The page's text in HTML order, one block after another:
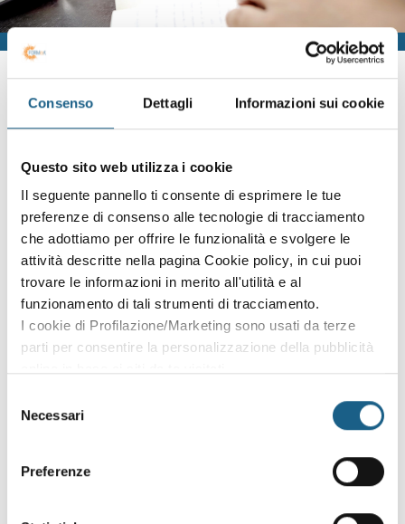
Consenso Dettagli Informazioni sui cookie
Questo sito web utilizza i cookie
Il seguente pannello ti consente di esprimere le tue
preferenze di consenso alle tecnologie di tracciamento
che adottiamo per offrire le funzionalità e svolgere le
attività descritte nella pagina Cookie policy, in cui puoi
trovare le informazioni in merito all'utilità e al
funzionamento di tali strumenti di tracciamento.
I cookie di Profilazione/Marketing sono usati da terze
parti per consentire la personalizzazione della pubblicità
qualsiasi momento. Consulta anche la nostra Privacy
delNecessari
Preferenze
Iscrizione
Sei già cliente?
Accedi con le credenziali che hai già creato in fase di
AZIENDA PRIVATO
P. IVA
PASSWORD (minimo 8 caratteri)
Oppure prosegui l'iscrizione al corso come
Puoi proseguire l'iscrizione al corso senza fare login. Scegli